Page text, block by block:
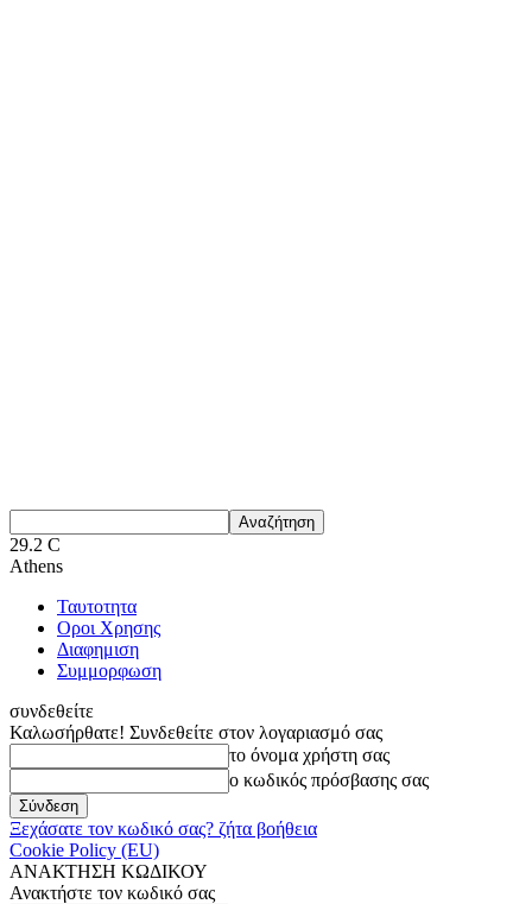
29.2 C
Athens
Ταυτοτητα
Οροι Χρησης
Διαφημιση
Συμμορφωση
συνδεθείτε
Καλωσήρθατε! Συνδεθείτε στον λογαριασμό σας
το όνομα χρήστη σας
ο κωδικός πρόσβασης σας
Ξεχάσατε τον κωδικό σας? ζήτα βοήθεια
Cookie Policy (EU)
ΑΝΑΚΤΗΣΗ ΚΩΔΙΚΟΥ
Ανακτήστε τον κωδικό σας